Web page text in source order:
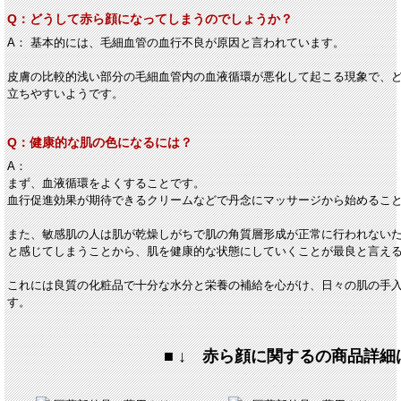
Q：どうして赤ら顔になってしまうのでしょうか？
A： 基本的には、毛細血管の血行不良が原因と言われています。
皮膚の比較的浅い部分の毛細血管内の血液循環が悪化して起こる現象で、
立ちやすいようです。
Q：健康的な肌の色になるには？
A：
まず、血液循環をよくすることです。
血行促進効果が期待できるクリームなどで丹念にマッサージから始めるこ
また、敏感肌の人は肌が乾燥しがちで肌の角質層形成が正常に行われない
と感じてしまうことから、肌を健康的な状態にしていくことが最良と言え
これには良質の化粧品で十分な水分と栄養の補給を心がけ、日々の肌の手
す。
■ ↓ 赤ら顔に関するの商品詳